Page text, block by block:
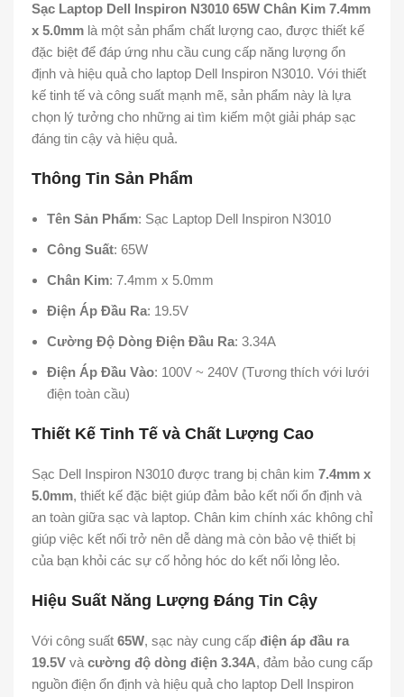
Sạc Laptop Dell Inspiron N3010 65W Chân Kim 7.4mm
x 5.0mm là một sản phẩm chất lượng cao, được thiết kế
đặc biệt để đáp ứng nhu cầu cung cấp năng lượng ổn
định và hiệu quả cho laptop Dell Inspiron N3010. Với thiết
kế tinh tế và công suất mạnh mẽ, sản phẩm này là lựa
chọn lý tưởng cho những ai tìm kiếm một giải pháp sạc
đáng tin cậy và hiệu quả.
Thông Tin Sản Phẩm
Tên Sản Phẩm: Sạc Laptop Dell Inspiron N3010
Công Suất: 65W
Chân Kim: 7.4mm x 5.0mm
Điện Áp Đầu Ra: 19.5V
Cường Độ Dòng Điện Đầu Ra: 3.34A
Điện Áp Đầu Vào: 100V ~ 240V (Tương thích với lưới
điện toàn cầu)
Thiết Kế Tinh Tế và Chất Lượng Cao
Sạc Dell Inspiron N3010 được trang bị chân kim 7.4mm x
5.0mm, thiết kế đặc biệt giúp đảm bảo kết nối ổn định và
an toàn giữa sạc và laptop. Chân kim chính xác không chỉ
giúp việc kết nối trở nên dễ dàng mà còn bảo vệ thiết bị
của bạn khỏi các sự cố hỏng hóc do kết nối lỏng lẻo.
Hiệu Suất Năng Lượng Đáng Tin Cậy
Với công suất 65W, sạc này cung cấp điện áp đầu ra
19.5V và cường độ dòng điện 3.34A, đảm bảo cung cấp
nguồn điện ổn định và hiệu quả cho laptop Dell Inspiron